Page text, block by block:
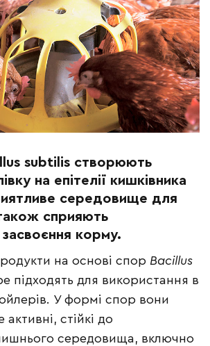
subtilis створюють
на епітелії кишківника
середовище для
сприяють
корму.
на основі спор Bacillus
підходять для використання в
У формі спор вони
стійкі до
середовища, включно